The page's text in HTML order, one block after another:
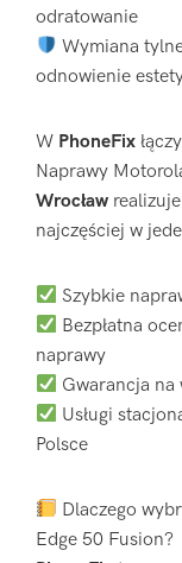
odratowanie
Wymiana
odnowienie
W PhoneFix
Naprawy
Wrocław
najczęściej w
Szybkie
Bezpłatna
naprawy
Gwarancja na
Usługi
Polsce
Dlaczego
Edge 50 Fusion?